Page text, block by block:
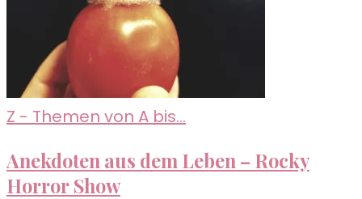
Z - Themen von A bis...
Anekdoten aus dem Leben – Rocky
Horror Show